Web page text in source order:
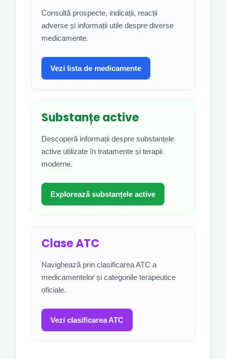
Consultă prospecte, indicații, reacții
adverse și informații utile despre diverse
medicamente.
Vezi lista de medicamente
Substanțe active
Descoperă informații despre substanțele
active utilizate în tratamente și terapii
moderne.
Explorează substanțele active
Clase ATC
Navighează prin clasificarea ATC a
medicamentelor și categoriile terapeutice
oficiale.
Vezi clasificarea ATC